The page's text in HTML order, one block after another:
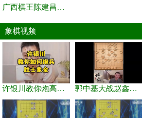
广西棋王陈建昌直播间
象棋视频
许银川教你炮高兵士象全如何赢士象全，简单四步即可 郭中基大战赵鑫鑫，许银川激情讲解